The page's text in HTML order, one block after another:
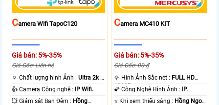
CAmera Wifi TapoC120
Giá bán: 5%-35%
Giá Gốc: Liên hệ
🔅 Chất lượng hình Ảnh :Ultra 2k +
.
👍 Camera Công nghệ : IP Wifi.
💥 Giám sát Ban Đêm : Hồng
CAmera MC410 KIT
Giá bán: 5%-35%
Giá Gốc: 00 ₫
🔆 Hình Ảnh Sắc nét : FULL HD
1080P .
🌠 Công Nghệ Hình Ảnh : IP.
⭐ Khi xem thiếu sáng : Hồng Ngoại